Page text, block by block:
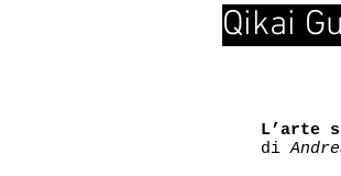
Qikai
L’arte
di